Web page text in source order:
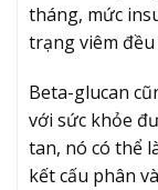
tháng, mức
trạng viêm
Beta-glucan
với sức khỏe
tan, nó có thể
kết cấu phân